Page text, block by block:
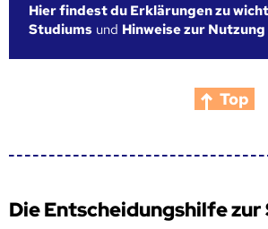
Hier findest du Erklärungen zu
Studiums und Hinweise zur
Top
Die Entscheidungshilfe